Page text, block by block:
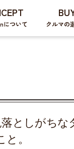
について クルマの
としがちな
。